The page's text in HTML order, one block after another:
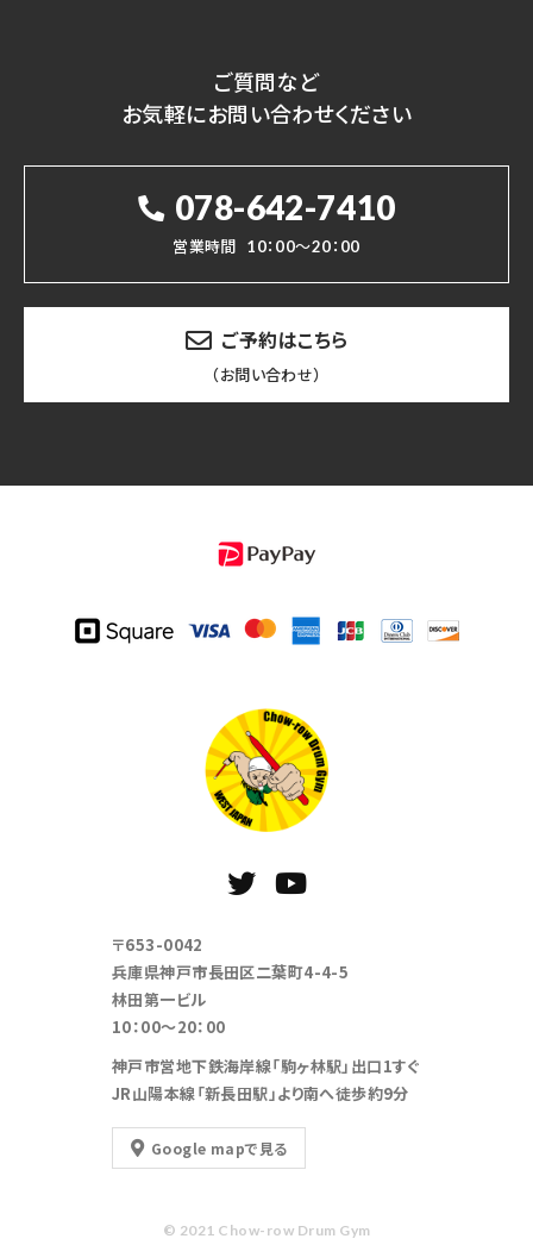
ご質問など
お気軽にお問い合わせください
078-642-7410
営業時間 10：00～20：00
ご予約はこちら
（お問い合わせ）
〒653-0042
兵庫県神戸市長田区二葉町4-4-5
林田第一ビル
10：00～20：00
神戸市営地下鉄海岸線「駒ヶ林駅」出口1すぐ
JR山陽本線「新長田駅」より南へ徒歩約9分
Google mapで見る
© 2021 Chow-row Drum Gym